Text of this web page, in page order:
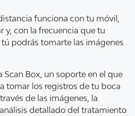
funciona con tu móvil,
y, con la frecuencia que tu
podrás tomarte las imágenes
Scan Box, un soporte en el que
tomar los registros de tu boca
de las imágenes, la
detallado del tratamiento